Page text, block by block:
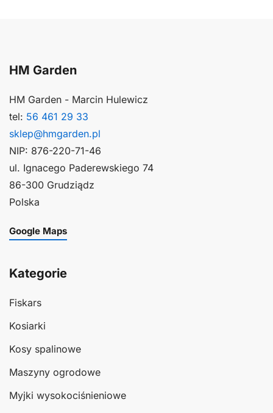
HM Garden
HM Garden - Marcin Hulewicz
tel: 56 461 29 33
sklep@hmgarden.pl
NIP: 876-220-71-46
ul. Ignacego Paderewskiego 74
86-300 Grudziądz
Polska
Google Maps
Kategorie
Fiskars
Kosiarki
Kosy spalinowe
Maszyny ogrodowe
Myjki wysokociśnieniowe